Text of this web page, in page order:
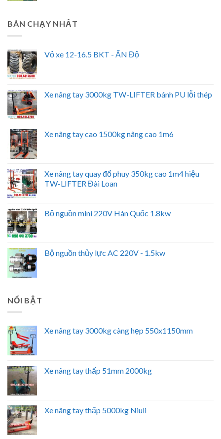
BÁN CHẠY NHẤT
Vỏ xe 12-16.5 BKT - ẤN Độ
Xe nâng tay 3000kg TW-LIFTER bánh PU lỗi thép
Xe nâng tay cao 1500kg nâng cao 1m6
Xe nâng tay quay đổ phuy 350kg cao 1m4 hiệu
TW-LIFTER Đài Loan
Bộ nguồn mini 220V Hàn Quốc 1.8kw
Bộ nguồn thủy lực AC 220V - 1.5kw
NỔI BẬT
Xe nâng tay 3000kg càng hẹp 550x1150mm
Xe nâng tay thấp 51mm 2000kg
Xe nâng tay thấp 5000kg Niuli